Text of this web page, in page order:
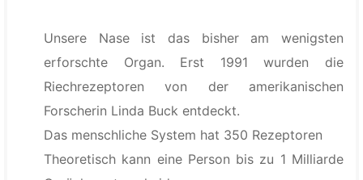
Unsere Nase ist das bisher am wenigsten
erforschte Organ. Erst 1991 wurden die
Riechrezeptoren von der amerikanischen
Forscherin Linda Buck entdeckt.
Das menschliche System hat 350 Rezeptoren
Theoretisch kann eine Person bis zu 1 Milliarde